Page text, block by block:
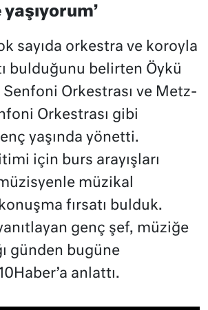
yaşıyorum’
sayıda orkestra ve koroyla
bulduğunu belirten Öykü
Senfoni Orkestrası ve Metz-
Orkestrası gibi
yaşında yönetti.
için burs arayışları
müzikal
fırsatı bulduk.
genç şef, müziğe
günden bugüne
anlattı.